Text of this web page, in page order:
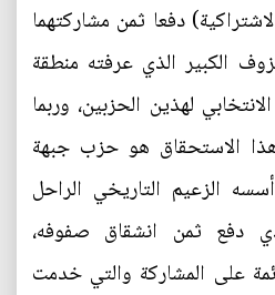
دفعا ثمن مشاركتهما
الكبير الذي عرفته منطقة
لهذين الحزبين، وربما
الاستحقاق هو حزب جبهة
الزعيم التاريخي الراحل
دفع ثمن انشقاق صفوفه،
على المشاركة والتي خدمت